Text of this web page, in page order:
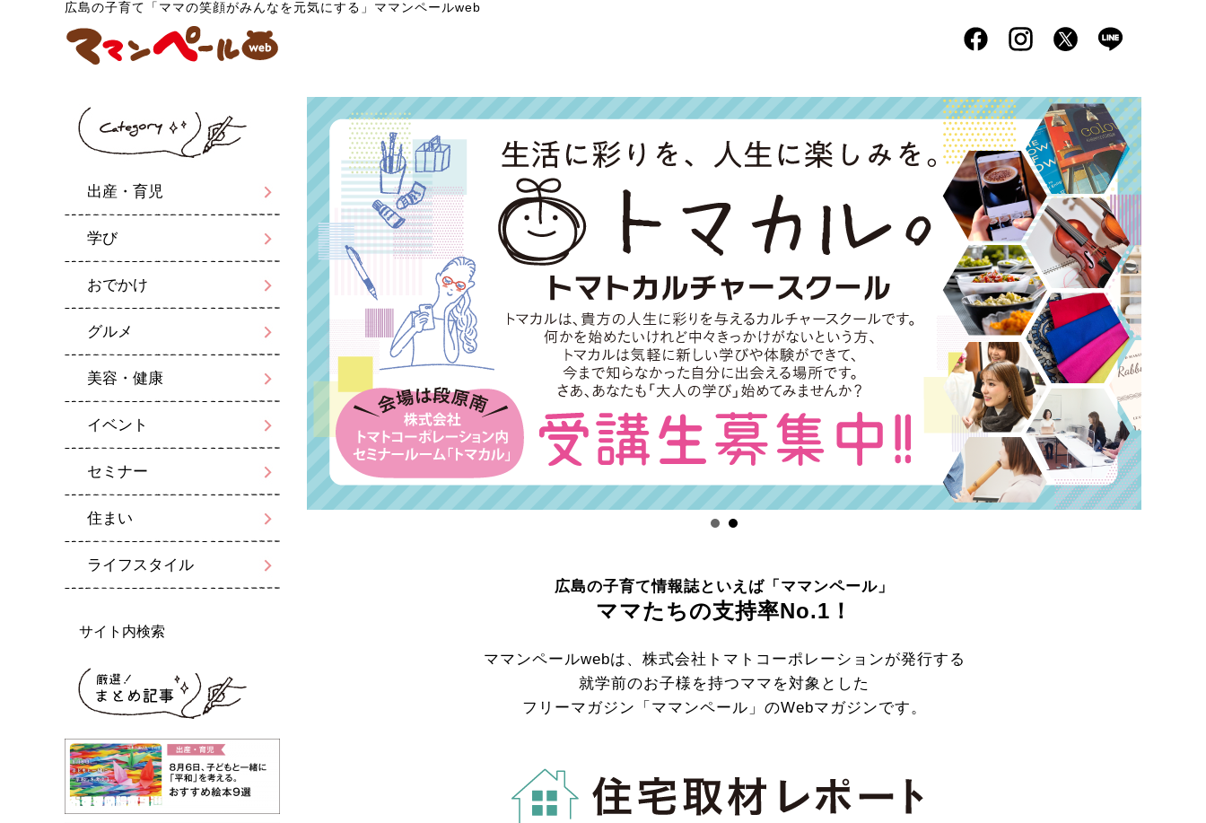
広島の子育て「ママの笑顔がみんなを元気にする」ママンペールweb
広島の子育て情報誌といえば「ママンペール」
ママたちの支持率No.1！
ママンペールwebは、株式会社トマトコーポレーションが発行する
就学前のお子様を持つママを対象とした
フリーマガジン「ママンペール」のWebマガジンです。
出産・育児
学び
おでかけ
グルメ
美容・健康
イベント
セミナー
住まい
ライフスタイル
サイト内検索